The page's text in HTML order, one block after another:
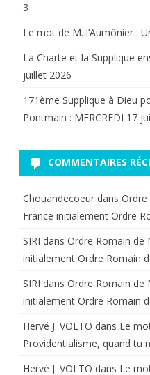
3
Le mot de M. l’Aumônier :
La Charte et la Supplique
juillet 2026
171ème Supplique à Dieu
Pontmain : MERCREDI 17
COMMENTAIRES
Chouandecoeur dans Ordre
France initialement Ordre
SIRI dans Ordre Romain de
initialement Ordre Romain
SIRI dans Ordre Romain de
initialement Ordre Romain
Hervé J. VOLTO dans Le
Providentialisme, quand tu
Hervé J. VOLTO dans Le